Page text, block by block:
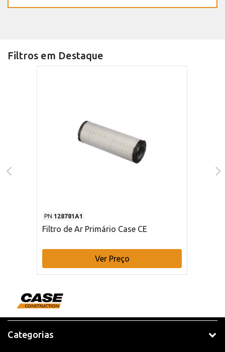
Filtros em Destaque
PN 128781A1
Filtro de Ar Primário Case CE
Ver Preço
Categorias